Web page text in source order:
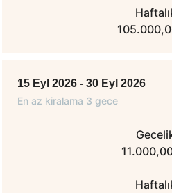
15 Eyl 2026 - 30 Eyl 2026
En az kiralama 3 gece